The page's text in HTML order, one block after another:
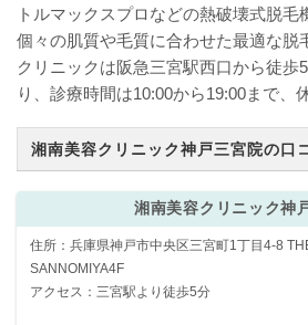
トルマックスプロなどの熱破壊式脱毛
個々の肌質や毛質に合わせた最適な脱
クリニックは阪急三宮駅西口から徒歩
り、診療時間は10:00から19:00まで、
湘南美容クリニック神戸三宮院の口
湘南美容クリニック神
住所：兵庫県神戸市中央区三宮町1丁目4-8
SANNOMIYA4F
アクセス：三宮駅より徒歩5分